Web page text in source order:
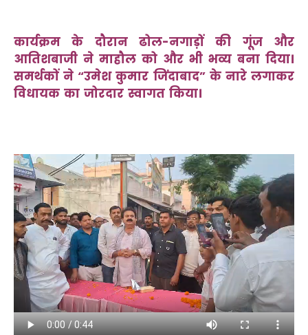
कार्यक्रम के दौरान ढोल-नगाड़ों की गूंज और
आतिशबाजी ने माहौल को और भी भव्य बना दिया।
समर्थकों ने “उमेश कुमार जिंदाबाद” के नारे लगाकर
विधायक का जोरदार स्वागत किया।